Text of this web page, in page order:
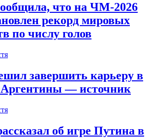
что на ЧМ-2026
рекорд мировых
по числу голов
завершить карьеру в
Аргентины — источник
об игре Путина в